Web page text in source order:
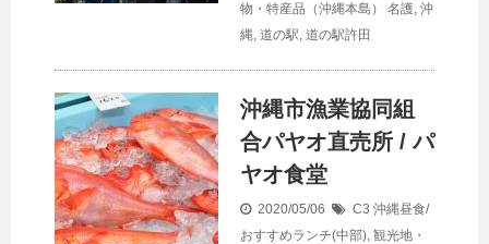
物・特産品（沖縄本島）
名護, 沖
縄, 道の駅, 道の駅許田
沖縄市漁業協同組
合パヤオ直売所 / パ
ヤオ食堂
2020/05/06
C3 沖縄昼食/
おすすめランチ(中部), 観光地・